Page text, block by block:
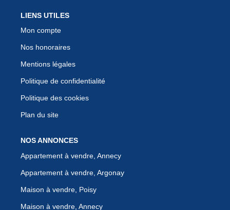
LIENS UTILES
Mon compte
Nos honoraires
Mentions légales
Politique de confidentialité
Politique des cookies
Plan du site
NOS ANNONCES
Appartement à vendre, Annecy
Appartement à vendre, Argonay
Maison à vendre, Poisy
Maison à vendre, Annecy